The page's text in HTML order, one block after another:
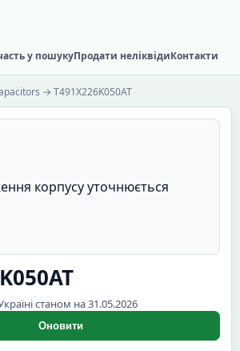
у пошукуПродати неліквідиКонтакти
→ T491X226K050AT
корпусу уточнюється
станом на 31.05.2026
Оновити